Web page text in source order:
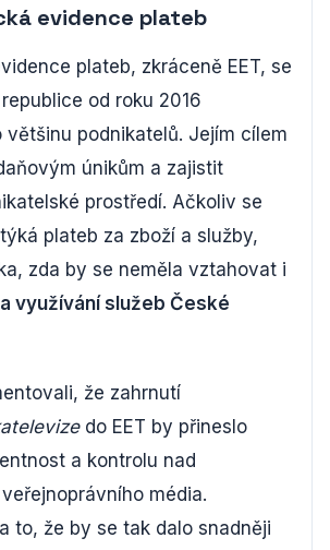
evidence plateb
plateb, zkráceně EET, se
od roku 2016
většinu podnikatelů. Jejím cílem
únikům a zajistit
prostředí. Ačkoliv se
plateb za zboží a služby,
zda by se neměla vztahovat i
využívání služeb České
že zahrnutí
do EET by přineslo
a kontrolu nad
média.
to, že by se tak dalo snadněji